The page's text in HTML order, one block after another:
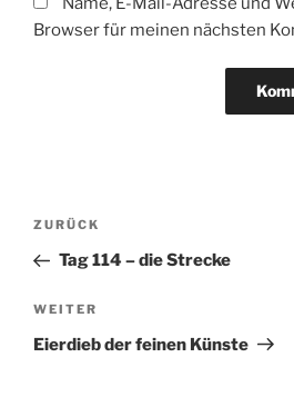
Browser für meinen nächsten
Beitragsnavigation
Vorheriger
Beitrag
ZURÜCK
Tag 114 – die Strecke
Nächster
Beitrag
WEITER
Eierdieb der feinen Künste